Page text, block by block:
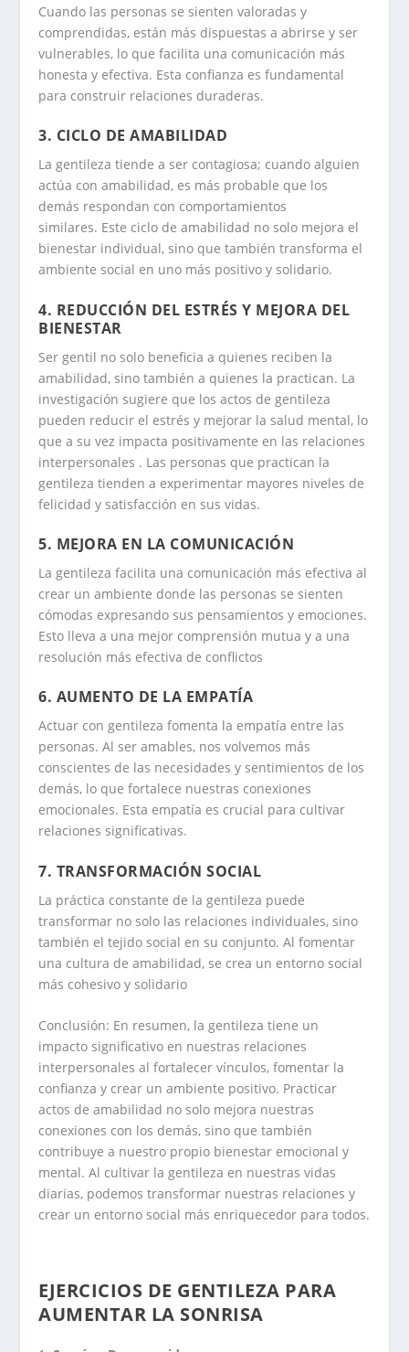
Cuando las personas se sienten valoradas y
comprendidas, están más dispuestas a abrirse y ser
vulnerables, lo que facilita una comunicación más
honesta y efectiva. Esta confianza es fundamental
para construir relaciones duraderas.
3. CICLO DE AMABILIDAD
La gentileza tiende a ser contagiosa; cuando alguien
actúa con amabilidad, es más probable que los
demás respondan con comportamientos
similares. Este ciclo de amabilidad no solo mejora el
bienestar individual, sino que también transforma el
ambiente social en uno más positivo y solidario.
4. REDUCCIÓN DEL ESTRÉS Y MEJORA DEL
BIENESTAR
Ser gentil no solo beneficia a quienes reciben la
amabilidad, sino también a quienes la practican. La
investigación sugiere que los actos de gentileza
pueden reducir el estrés y mejorar la salud mental, lo
que a su vez impacta positivamente en las relaciones
interpersonales . Las personas que practican la
gentileza tienden a experimentar mayores niveles de
felicidad y satisfacción en sus vidas.
5. MEJORA EN LA COMUNICACIÓN
La gentileza facilita una comunicación más efectiva al
crear un ambiente donde las personas se sienten
cómodas expresando sus pensamientos y emociones.
Esto lleva a una mejor comprensión mutua y a una
resolución más efectiva de conflictos
6. AUMENTO DE LA EMPATÍA
Actuar con gentileza fomenta la empatía entre las
personas. Al ser amables, nos volvemos más
conscientes de las necesidades y sentimientos de los
demás, lo que fortalece nuestras conexiones
emocionales. Esta empatía es crucial para cultivar
relaciones significativas.
7. TRANSFORMACIÓN SOCIAL
La práctica constante de la gentileza puede
transformar no solo las relaciones individuales, sino
también el tejido social en su conjunto. Al fomentar
una cultura de amabilidad, se crea un entorno social
más cohesivo y solidario
Conclusión: En resumen, la gentileza tiene un
impacto significativo en nuestras relaciones
interpersonales al fortalecer vínculos, fomentar la
confianza y crear un ambiente positivo. Practicar
actos de amabilidad no solo mejora nuestras
conexiones con los demás, sino que también
contribuye a nuestro propio bienestar emocional y
mental. Al cultivar la gentileza en nuestras vidas
diarias, podemos transformar nuestras relaciones y
crear un entorno social más enriquecedor para todos.
EJERCICIOS DE GENTILEZA PARA
AUMENTAR LA SONRISA